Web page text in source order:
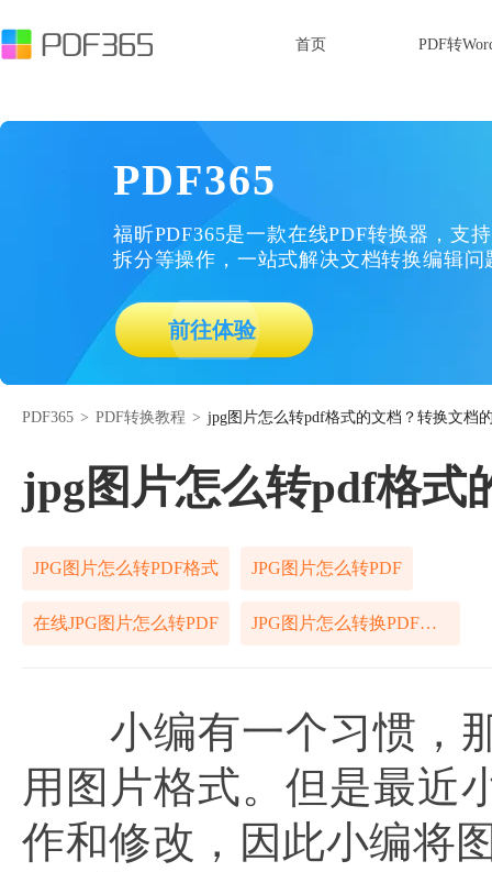
首页 PDF转
PDF365
福昕PDF365是一款在线PDF转换器，支
拆分等操作，一站式解决文档转换编辑问
前往体验
PDF365 > PDF转换教程 > jpg图片怎么转pdf格式的文档？转换文档
jpg图片怎么转pdf格式
JPG图片怎么转PDF格式 JPG图片怎么转PDF
在线JPG图片怎么转PDF JPG图片怎么转换PDF格式
小编有一个习惯，那
用图片格式。但是最近
作和修改，因此小编将